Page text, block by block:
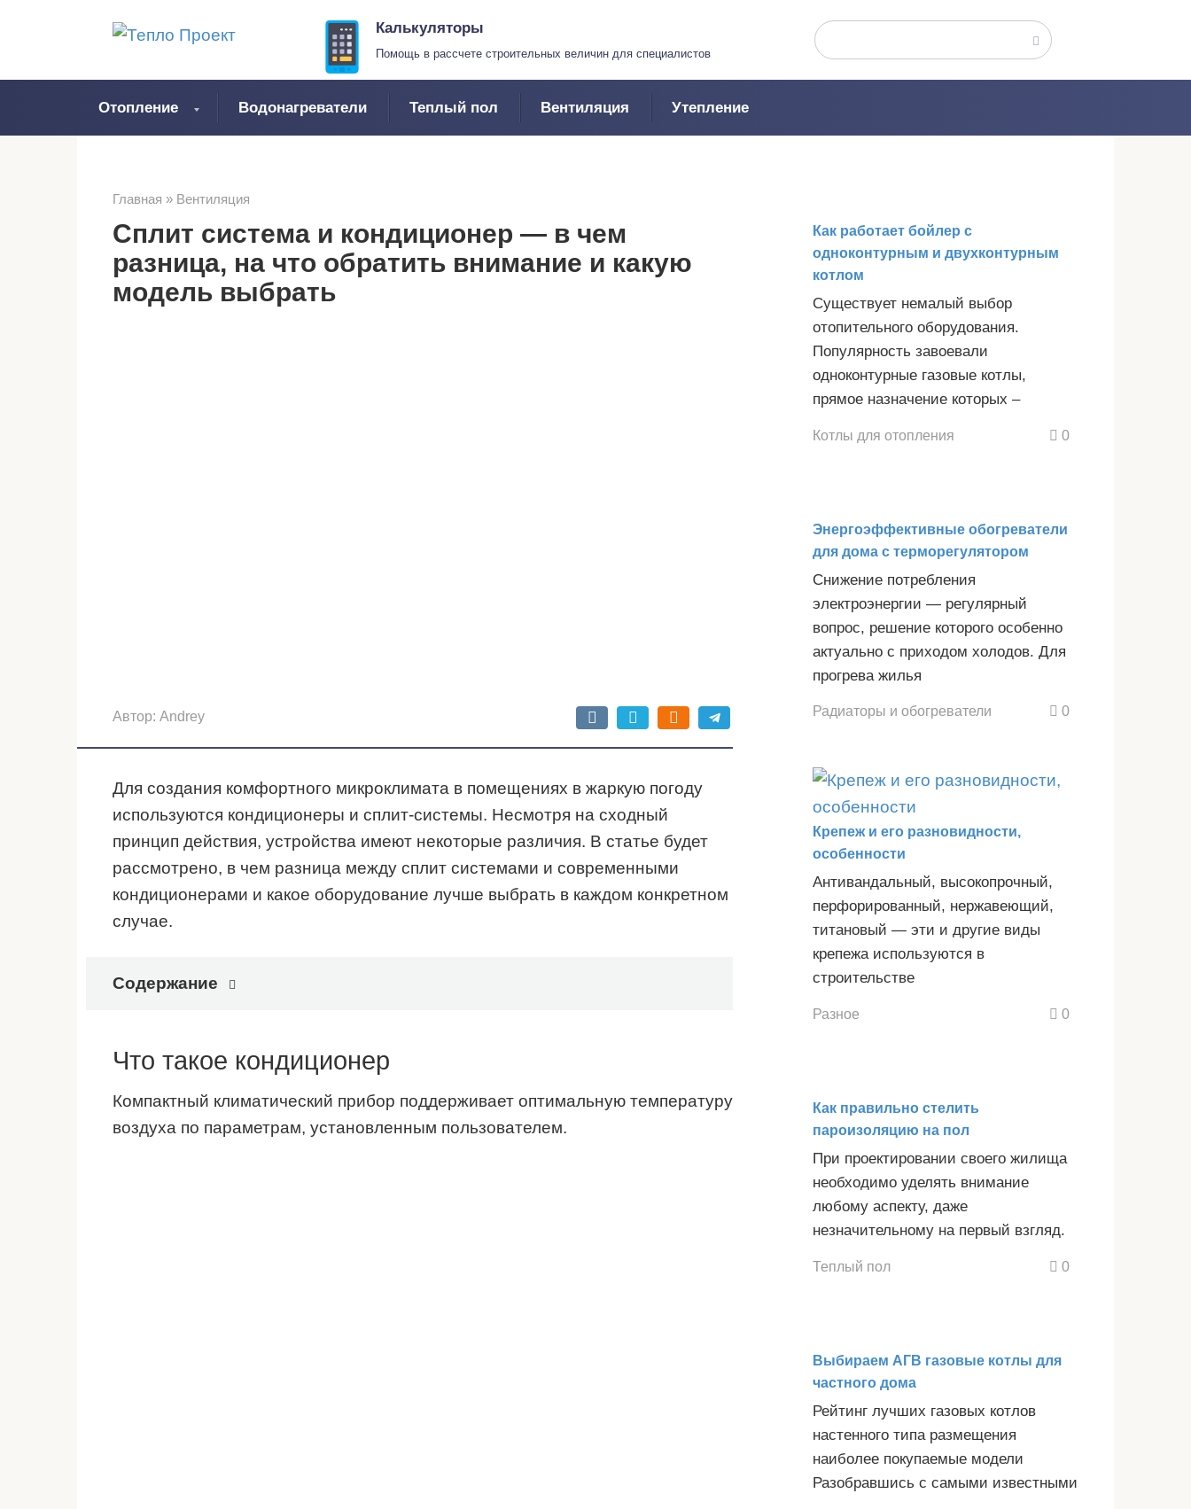
Калькуляторы
Помощь в рассчете строительных величин для специалистов
Поиск:
Отопление Водонагреватели Теплый пол Вентиляция Утепление
Главная » Вентиляция
Сплит система и кондиционер — в чем
разница, на что обратить внимание и какую
модель выбрать
Автор: Andrey
Для создания комфортного микроклимата в помещениях в жаркую погоду
используются кондиционеры и сплит-системы. Несмотря на сходный
принцип действия, устройства имеют некоторые различия. В статье будет
рассмотрено, в чем разница между сплит системами и современными
кондиционерами и какое оборудование лучше выбрать в каждом конкретном
случае.
Содержание
Что такое кондиционер
Компактный климатический прибор поддерживает оптимальную температуру
воздуха по параметрам, установленным пользователем.
Как работает бойлер с
одноконтурным и двухконтурным
котлом
Существует немалый выбор
отопительного оборудования.
Популярность завоевали
одноконтурные газовые котлы,
прямое назначение которых –
Котлы для отопления 0
Энергоэффективные обогреватели
для дома с терморегулятором
Снижение потребления
электроэнергии — регулярный
вопрос, решение которого особенно
актуально с приходом холодов. Для
прогрева жилья
Радиаторы и обогреватели 0
Крепеж и его разновидности,
особенности
Антивандальный, высокопрочный,
перфорированный, нержавеющий,
титановый — эти и другие виды
крепежа используются в
строительстве
Разное 0
Как правильно стелить
пароизоляцию на пол
При проектировании своего жилища
необходимо уделять внимание
любому аспекту, даже
незначительному на первый взгляд.
Теплый пол 0
Выбираем АГВ газовые котлы для
частного дома
Рейтинг лучших газовых котлов
настенного типа размещения
наиболее покупаемые модели
Разобравшись с самыми известными